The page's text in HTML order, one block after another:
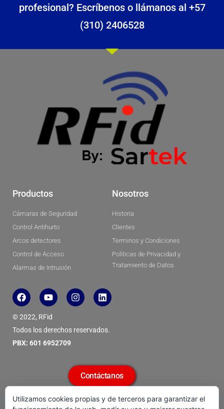
profesional? Escríbenos o llámanos al +57
(310) 2406528
Productos
Cámaras de Seguridad
Control Antihurto
Arcos detectores
Control de Acceso
Alarmas de Intrusión
Nosotros
Historia
Clientes
Terminos y Condiciones
Politicas de Privacidad y
Tratamiento de Datos
F
a
e
b
o
Y
o
t
u
e
I
n
a
m
L
i
e
© 2022, RFid
Todos los derechos reservados.
PBX: 601 6952709
Contáctanos
Utilizamos cookies propias y de terceros para garantizar el